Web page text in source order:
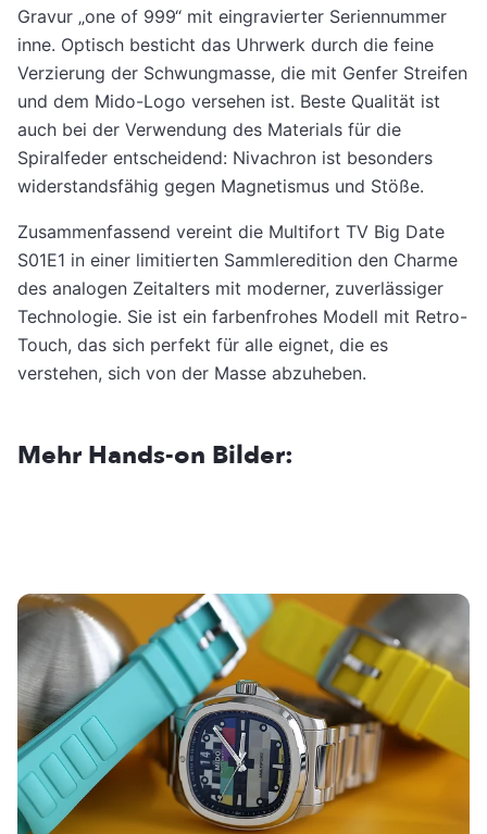
Gravur „one of 999“ mit eingravierter Seriennummer
inne. Optisch besticht das Uhrwerk durch die feine
Verzierung der Schwungmasse, die mit Genfer Streifen
und dem Mido-Logo versehen ist. Beste Qualität ist
auch bei der Verwendung des Materials für die
Spiralfeder entscheidend: Nivachron ist besonders
widerstandsfähig gegen Magnetismus und Stöße.
Zusammenfassend vereint die Multifort TV Big Date
S01E1 in einer limitierten Sammleredition den Charme
des analogen Zeitalters mit moderner, zuverlässiger
Technologie. Sie ist ein farbenfrohes Modell mit Retro-
Touch, das sich perfekt für alle eignet, die es
verstehen, sich von der Masse abzuheben.
Mehr Hands-on Bilder: